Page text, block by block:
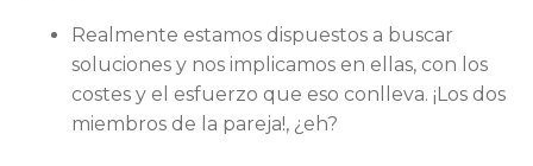
Realmente estamos dispuestos a buscar
soluciones y nos implicamos en ellas, con los
costes y el esfuerzo que eso conlleva. ¡Los dos
miembros de la pareja!, ¿eh?